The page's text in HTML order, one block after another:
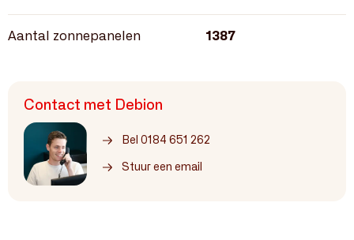
Aantal zonnepanelen 1387
Contact met Debion
Bel 0184 651 262
Stuur een email